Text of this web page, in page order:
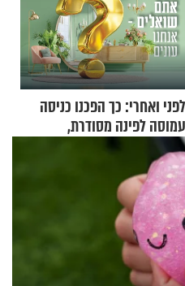
לפני ואחרי: כך הפכנו כניסה
עמוסה לפינה מסודרת,
שימושית ומזמינה